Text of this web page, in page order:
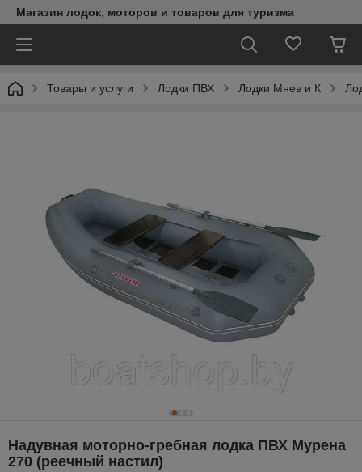
Магазин лодок, моторов и товаров для туризма
Товары и услуги Лодки ПВХ Лодки Мнев и К
Надувная моторно-гребная лодка ПВХ Мурена
270 (реечный настил)